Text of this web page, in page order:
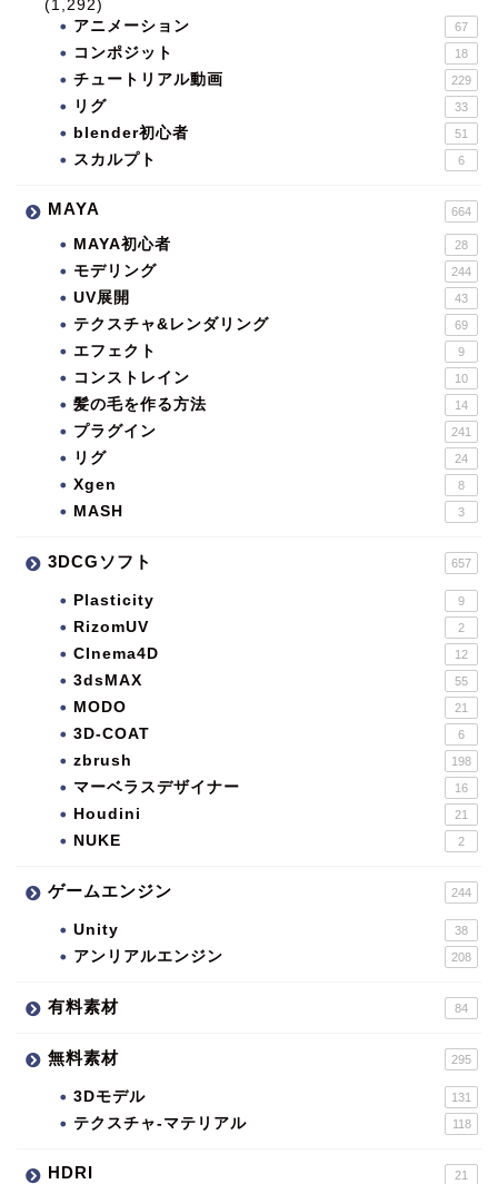
(1,292)
アニメーション
67
コンポジット 18
チュートリアル動画 229
リグ 33
blender初心者 51
スカルプト 6
MAYA 664
MAYA初心者 28
モデリング 244
UV展開 43
テクスチャ&レンダリング 69
エフェクト 9
コンストレイン 10
髪の毛を作る方法 14
プラグイン 241
リグ 24
Xgen 8
MASH 3
3DCGソフト 657
Plasticity 9
RizomUV 2
CInema4D 12
3dsMAX 55
MODO 21
3D-COAT 6
zbrush 198
マーベラスデザイナー 16
Houdini 21
NUKE 2
ゲームエンジン 244
Unity 38
アンリアルエンジン 208
有料素材 84
無料素材 295
3Dモデル 131
テクスチャ-マテリアル 118
HDRI 21